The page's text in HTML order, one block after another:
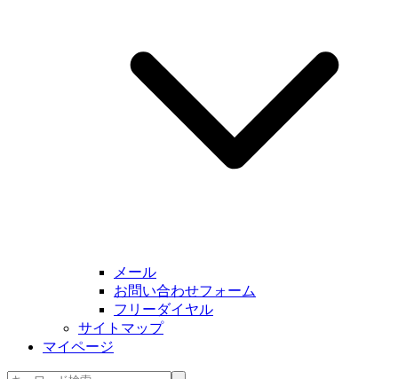
メール
お問い合わせフォーム
フリーダイヤル
サイトマップ
マイページ